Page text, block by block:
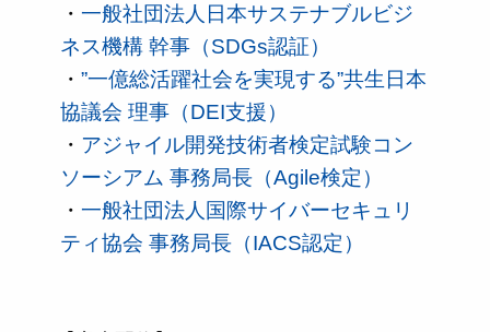
・ 一般社団法人日本サステナブルビジ
ネス機構 幹事（SDGs認証）
・ ”一億総活躍社会を実現する”共生日本
協議会 理事（DEI支援）
・ アジャイル開発技術者検定試験コン
ソーシアム 事務局長（Agile検定）
・ 一般社団法人国際サイバーセキュリ
ティ協会 事務局長（IACS認定）